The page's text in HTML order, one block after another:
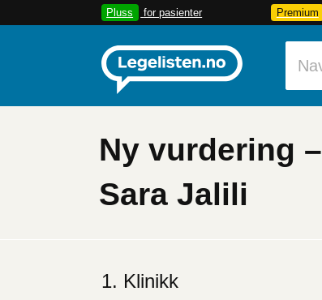
Pluss for pasienter Premium
Ny vurdering –
Sara Jalili
Klinikk